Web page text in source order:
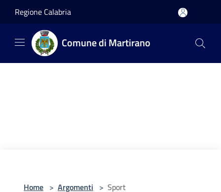
Regione Calabria
Comune di Martirano
Home > Argomenti > Sport